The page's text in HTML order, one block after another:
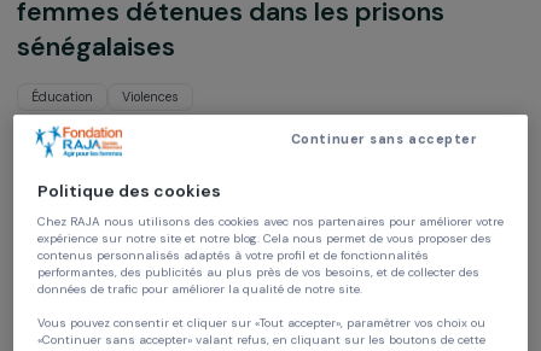
Éducation & action sociale
Accès aux droits et réinsertion des
femmes détenues dans les prisons
sénégalaises
Éducation Violences
Futur Au Présent
Sénégal,Afrique
Projet soutenu en 2021 : Agir pour les femmes
Politique des cookies
Chez RAJA nous utilisons des cookies avec nos partenaires pour améliorer
expérience sur notre site et notre blog. Cela nous permet de vous proposer
Continuer sans accepter